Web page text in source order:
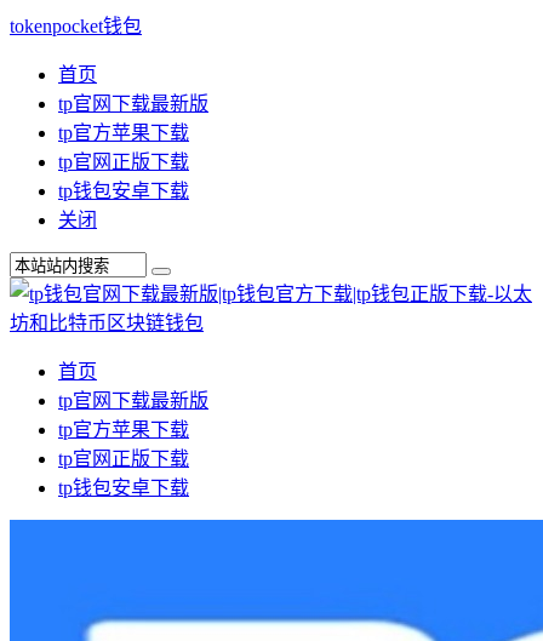
tokenpocket钱包
首页
tp官网下载最新版
tp官方苹果下载
tp官网正版下载
tp钱包安卓下载
关闭
首页
tp官网下载最新版
tp官方苹果下载
tp官网正版下载
tp钱包安卓下载